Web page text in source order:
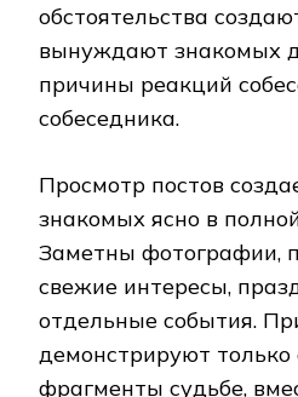
обстоятельства
вынуждают знакомых
причины реакций
собеседника.
Просмотр постов
знакомых ясно в
Заметны фотографии,
свежие интересы,
отдельные события.
демонстрируют
фрагменты судьбе,